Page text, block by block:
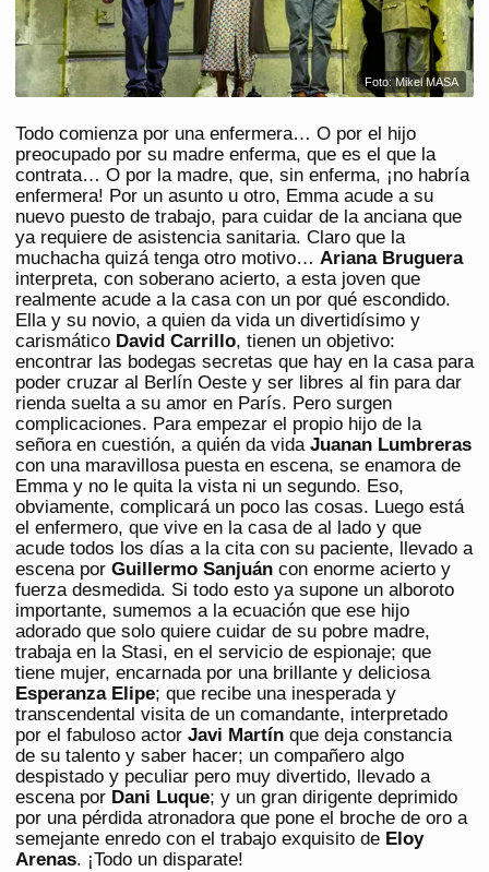
Foto: Mikel MASA
Todo comienza por una enfermera… O por el hijo
preocupado por su madre enferma, que es el que la
contrata… O por la madre, que, sin enferma, ¡no habría
enfermera! Por un asunto u otro, Emma acude a su
nuevo puesto de trabajo, para cuidar de la anciana que
ya requiere de asistencia sanitaria. Claro que la
muchacha quizá tenga otro motivo… Ariana Bruguera
interpreta, con soberano acierto, a esta joven que
realmente acude a la casa con un por qué escondido.
Ella y su novio, a quien da vida un divertidísimo y
carismático David Carrillo, tienen un objetivo:
encontrar las bodegas secretas que hay en la casa para
poder cruzar al Berlín Oeste y ser libres al fin para dar
rienda suelta a su amor en París. Pero surgen
complicaciones. Para empezar el propio hijo de la
señora en cuestión, a quién da vida Juanan Lumbreras
con una maravillosa puesta en escena, se enamora de
Emma y no le quita la vista ni un segundo. Eso,
obviamente, complicará un poco las cosas. Luego está
el enfermero, que vive en la casa de al lado y que
acude todos los días a la cita con su paciente, llevado a
escena por Guillermo Sanjuán con enorme acierto y
fuerza desmedida. Si todo esto ya supone un alboroto
importante, sumemos a la ecuación que ese hijo
adorado que solo quiere cuidar de su pobre madre,
trabaja en la Stasi, en el servicio de espionaje; que
tiene mujer, encarnada por una brillante y deliciosa
Esperanza Elipe; que recibe una inesperada y
transcendental visita de un comandante, interpretado
por el fabuloso actor Javi Martín que deja constancia
de su talento y saber hacer; un compañero algo
despistado y peculiar pero muy divertido, llevado a
escena por Dani Luque; y un gran dirigente deprimido
por una pérdida atronadora que pone el broche de oro a
semejante enredo con el trabajo exquisito de Eloy
Arenas. ¡Todo un disparate!